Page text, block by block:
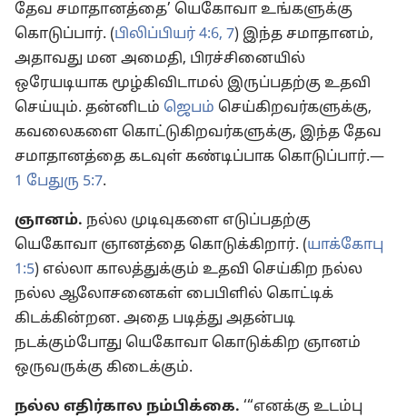
தேவ சமாதானத்தை’ யெகோவா உங்களுக்கு
கொடுப்பார். (பிலிப்பியர் 4:6, 7) இந்த சமாதானம்,
அதாவது மன அமைதி, பிரச்சினையில்
ஒரேயடியாக மூழ்கிவிடாமல் இருப்பதற்கு உதவி
செய்யும். தன்னிடம் ஜெபம் செய்கிறவர்களுக்கு,
கவலைகளை கொட்டுகிறவர்களுக்கு, இந்த தேவ
சமாதானத்தை கடவுள் கண்டிப்பாக கொடுப்பார்.—
1 பேதுரு 5:7.
ஞானம். நல்ல முடிவுகளை எடுப்பதற்கு
யெகோவா ஞானத்தை கொடுக்கிறார். (யாக்கோபு
1:5) எல்லா காலத்துக்கும் உதவி செய்கிற நல்ல
நல்ல ஆலோசனைகள் பைபிளில் கொட்டிக்
கிடக்கின்றன. அதை படித்து அதன்படி
நடக்கும்போது யெகோவா கொடுக்கிற ஞானம்
ஒருவருக்கு கிடைக்கும்.
நல்ல எதிர்கால நம்பிக்கை. ‘“எனக்கு உடம்பு